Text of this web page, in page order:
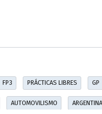
FP3 PRÁCTICAS LIBRES GP
AUTOMOVILISMO ARGENTINA